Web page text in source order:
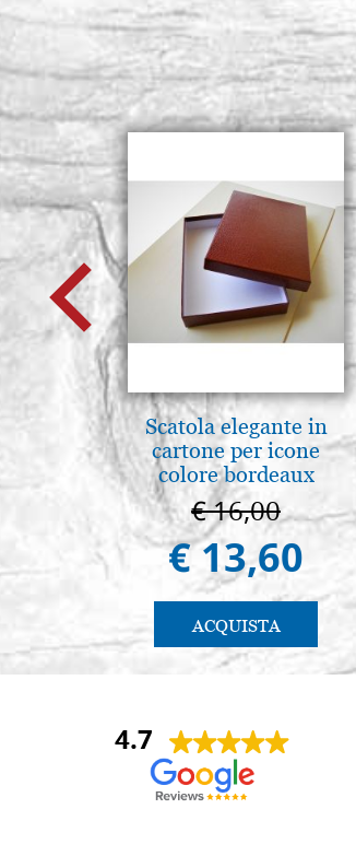
Scatola elegante in
cartone per icone
colore bordeaux
€ 16,00
€ 13,60
ACQUISTA
4.7
Andrea Monguzzi